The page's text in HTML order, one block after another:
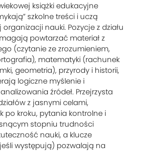
książki edukacyjne
szkolne treści i uczą
nauki. Pozycje z działu
powtarzać materiał z
(czytanie ze zrozumieniem,
matematyki (rachunek
geometria), przyrody i historii,
logiczne myślenie i
źródeł. Przejrzysta
z jasnymi celami,
po kroku, pytania kontrolne i
stopniu trudności
nauki, a klucze
występują) pozwalają na